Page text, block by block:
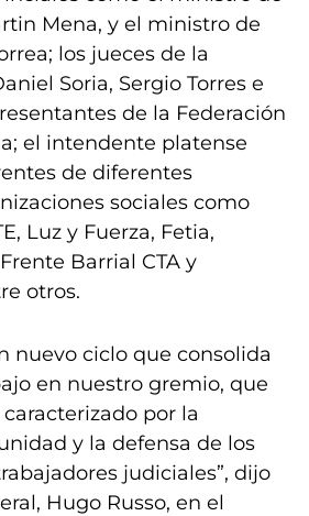
Mena, y el ministro de
los jueces de la
Soria, Sergio Torres e
de la Federación
el intendente platense
de diferentes
sociales como
Luz y Fuerza, Fetia,
Barrial CTA y
otros.
nuevo ciclo que consolida
en nuestro gremio, que
por la
y la defensa de los
judiciales”, dijo
Hugo Russo, en el